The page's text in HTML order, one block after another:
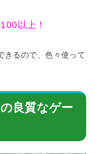
以上！
きるので、色々使って
良質なゲー